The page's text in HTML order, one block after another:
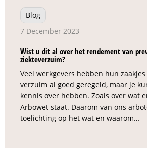
Blog
7 December 2023
Wist u dit al over het rendement van
ziekteverzuim?
Veel werkgevers hebben hun
verzuim al goed geregeld, maar je
kennis over hebben. Zoals over wat
Arbowet staat. Daarom van ons
toelichting op het wat en waarom…